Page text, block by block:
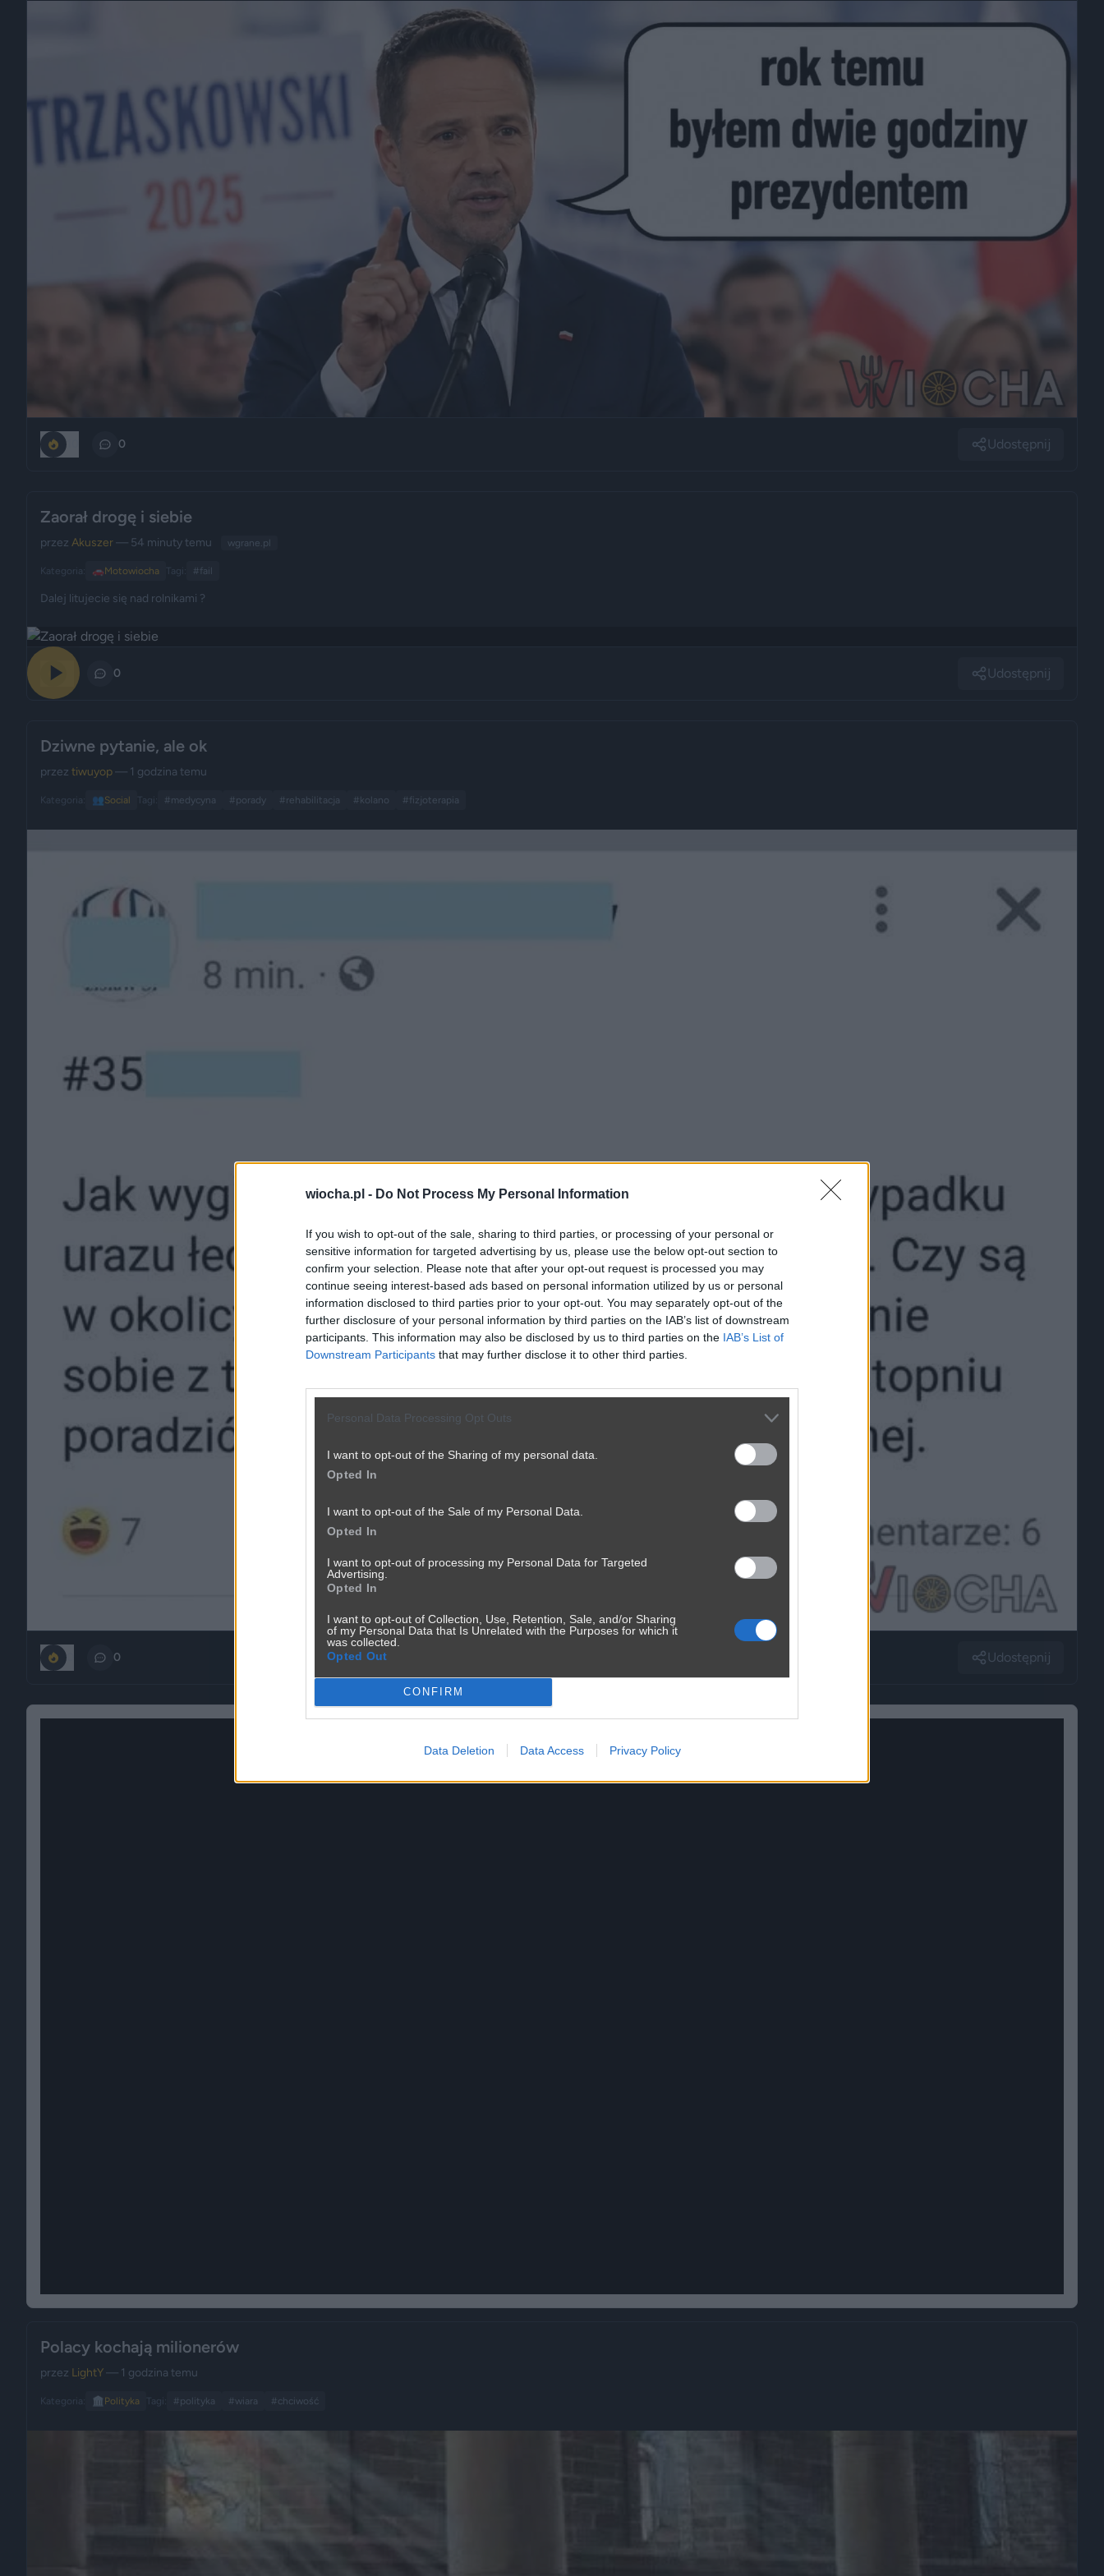
wiocha.pl - Do Not Process My Personal Information
If you wish to opt-out of the sale, sharing to third parties, or processing of your personal or
sensitive information for targeted advertising by us, please use the below opt-out section to
confirm your selection. Please note that after your opt-out request is processed you may
continue seeing interest-based ads based on personal information utilized by us or personal
information disclosed to third parties prior to your opt-out. You may separately opt-out of the
further disclosure of your personal information by third parties on the IAB’s list of downstream
participants. This information may also be disclosed by us to third parties on the IAB’s List of
Downstream Participants that may further disclose it to other third parties.
Personal Data Processing Opt Outs
I want to opt-out of the Sharing of my personal data.
Opted In
I want to opt-out of the Sale of my Personal Data.
Opted In
I want to opt-out of processing my Personal Data for Targeted
Advertising.
Opted In
I want to opt-out of Collection, Use, Retention, Sale, and/or Sharing
of my Personal Data that Is Unrelated with the Purposes for which it
was collected.
Opted Out
CONFIRM
Data Deletion Data Access Privacy Policy
0 Udostępnij
Zaorał drogę i siebie
przez Akuszer— 54 minuty temu wgrane.pl
Kategoria: 🚗Motowiocha Tagi: #fail
Dalej litujecie się nad rolnikami ?
0 Udostępnij
Dziwne pytanie, ale ok
przez tiwuyop— 1 godzina temu
Kategoria: 👥Social Tagi: #medycyna #porady #rehabilitacja #kolano #fizjoterapia
0 Udostępnij
Polacy kochają milionerów
przez LightY— 1 godzina temu
Kategoria: 🏛️ Polityka Tagi: #polityka #wiara #chciwość